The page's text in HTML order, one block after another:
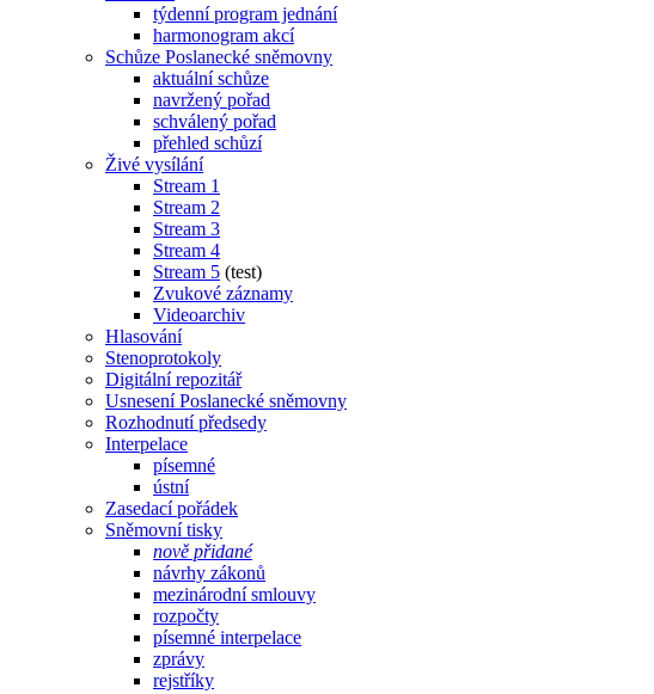
týdenní program jednání
harmonogram akcí
Schůze Poslanecké sněmovny
aktuální schůze
navržený pořad
schválený pořad
přehled schůzí
Živé vysílání
Stream 1
Stream 2
Stream 3
Stream 4
Stream 5 (test)
Zvukové záznamy
Videoarchiv
Hlasování
Stenoprotokoly
Digitální repozitář
Usnesení Poslanecké sněmovny
Rozhodnutí předsedy
Interpelace
písemné
ústní
Zasedací pořádek
Sněmovní tisky
nově přidané
návrhy zákonů
mezinárodní smlouvy
rozpočty
písemné interpelace
zprávy
rejstříky